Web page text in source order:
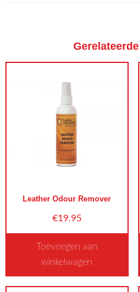
Leather Odour Remover
€19.95
Toevoegen aan
winkelwagen